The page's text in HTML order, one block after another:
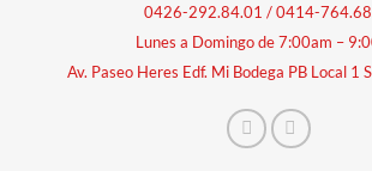
0426-292.84.01 /0414-
Lunes a Domingo de 7:00am –
Av. Paseo Heres Edf. Mi Bodega PB Local 1